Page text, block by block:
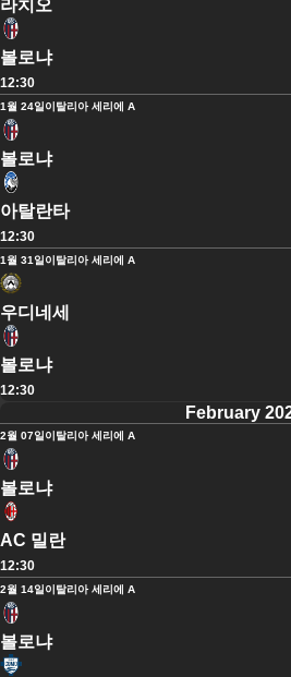
라치오
볼로냐
12:30
1월 24일이탈리아 세리에 A
볼로냐
아탈란타
12:30
1월 31일이탈리아 세리에 A
우디네세
볼로냐
12:30
February
2월 07일이탈리아 세리에 A
볼로냐
AC 밀란
12:30
2월 14일이탈리아 세리에 A
볼로냐